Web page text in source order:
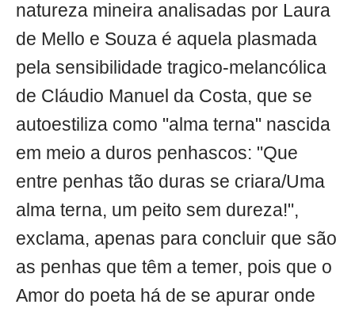
natureza mineira analisadas por Laura
de Mello e Souza é aquela plasmada
pela sensibilidade tragico-melancólica
de Cláudio Manuel da Costa, que se
autoestiliza como "alma terna" nascida
em meio a duros penhascos: "Que
entre penhas tão duras se criara/Uma
alma terna, um peito sem dureza!",
exclama, apenas para concluir que são
as penhas que têm a temer, pois que o
Amor do poeta há de se apurar onde